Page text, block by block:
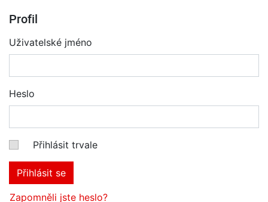
Profil
Uživatelské jméno
Heslo
Přihlásit trvale
Přihlásit se
Zapomněli jste heslo?